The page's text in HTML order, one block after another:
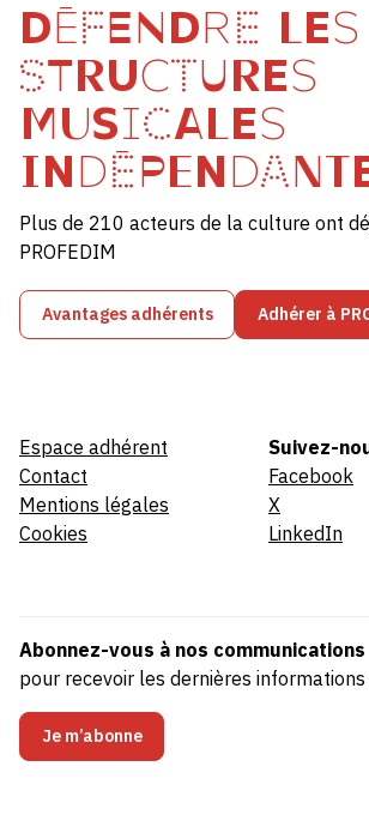
DÉFENDRE LES
STRUCTURES
MUSICALES
Plus de 210 acteurs de la culture ont
PROFEDIM
Avantages adhérents Adhérer à
Espace adhérent
Contact
Mentions légales
Cookies
Suivez-
Facebook
X
LinkedIn
Abonnez-vous à nos communications
pour recevoir les dernières informations
Je m’abonne